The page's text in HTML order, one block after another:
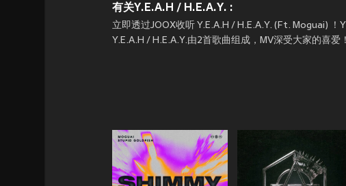
有关Y.E.A.H / H.E.A.Y. :
立即透过JOOX收听 Y.E.A.H / H.E.A.Y. (Ft. Moguai) ！
Y.E.A.H / H.E.A.Y.由2首歌曲组成，MV深受大家的喜爱